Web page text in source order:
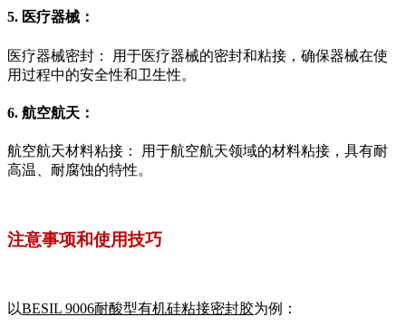
5. 医疗器械：
医疗器械密封： 用于医疗器械的密封和粘接，确保器械在使
用过程中的安全性和卫生性。
6. 航空航天：
航空航天材料粘接： 用于航空航天领域的材料粘接，具有耐
高温、耐腐蚀的特性。
注意事项和使用技巧
以BESIL 9006耐酸型有机硅粘接密封胶为例：